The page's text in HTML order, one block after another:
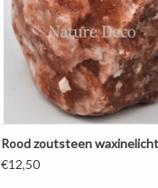
Rood zoutsteen
€12,50